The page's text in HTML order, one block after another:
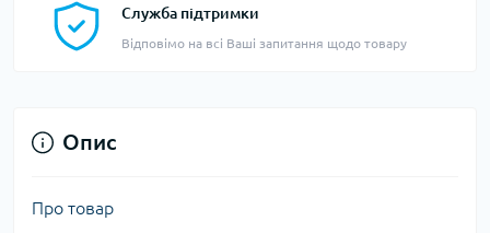
Служба підтримки
Відповімо на всі Ваші запитання щодо товару
Опис
Про товар